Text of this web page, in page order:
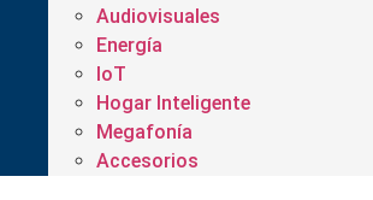
Audiovisuales
Energía
IoT
Hogar Inteligente
Megafonía
Accesorios